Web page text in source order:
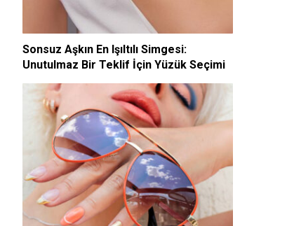
Sonsuz Aşkın En Işıltılı Simgesi:
Unutulmaz Bir Teklif İçin Yüzük Seçimi